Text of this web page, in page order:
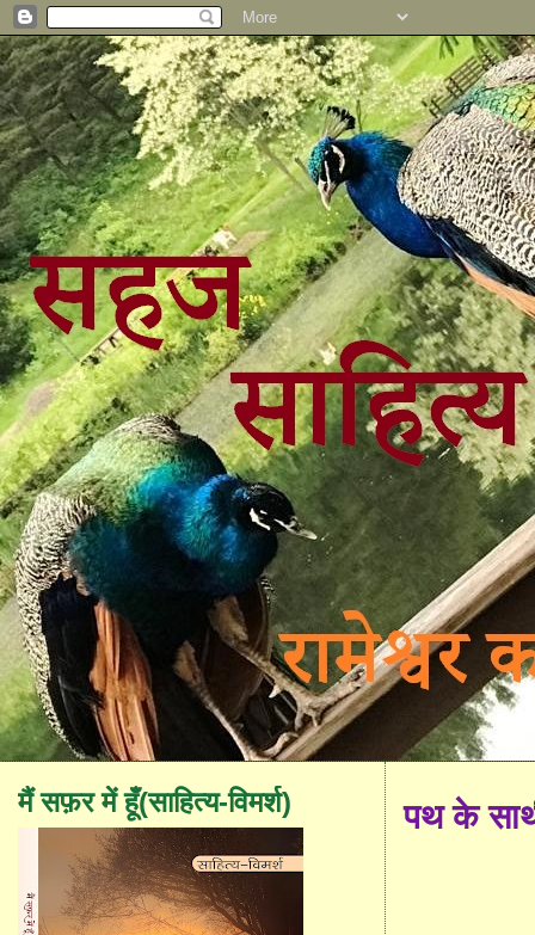
पथ के
मैं सफ़र में हूँ(साहित्य-विमर्श)